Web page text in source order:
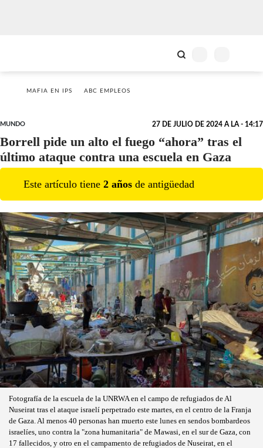
MAFIA EN IPS ABC EMPLEOS
MUNDO 27 DE JULIO DE 2024 A LA - 14:17
Borrell pide un alto el fuego “ahora” tras el
último ataque contra una escuela en Gaza
Este artículo tiene 2 años de antigüedad
Fotografía de la escuela de la UNRWA en el campo de refugiados de Al
Nuseirat tras el ataque israelí perpetrado este martes, en el centro de la Franja
de Gaza. Al menos 40 personas han muerto este lunes en sendos bombardeos
israelíes, uno contra la "zona humanitaria" de Mawasi, en el sur de Gaza, con
17 fallecidos, y otro en el campamento de refugiados de Nuseirat, en el